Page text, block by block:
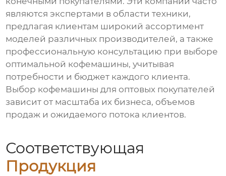
являются экспертами в области техники,
предлагая клиентам широкий ассортимент
моделей различных производителей, а также
профессиональную консультацию при выборе
оптимальной кофемашины, учитывая
потребности и бюджет каждого клиента.
Выбор кофемашины для оптовых покупателей
зависит от масштаба их бизнеса, объемов
продаж и ожидаемого потока клиентов.
Соответствующая
Продукция